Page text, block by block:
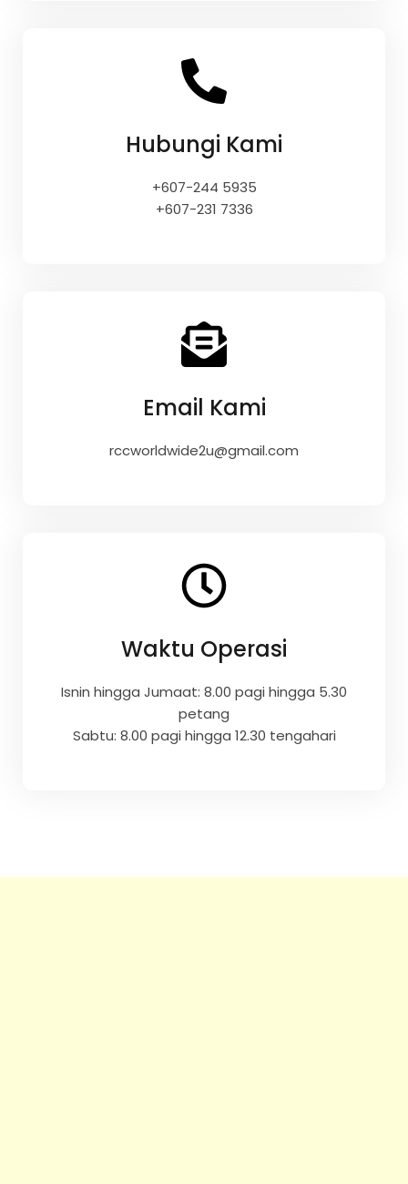
Hubungi Kami
+607-244 5935
+607-231 7336
Email Kami
rccworldwide2u@gmail.com
Waktu Operasi
Isnin hingga Jumaat: 8.00 pagi hingga 5.30
petang
Sabtu: 8.00 pagi hingga 12.30 tengahari